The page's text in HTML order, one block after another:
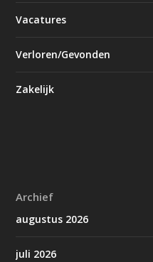
Vacatures
Verloren/Gevonden
Zakelijk
Archief
augustus 2026
juli 2026